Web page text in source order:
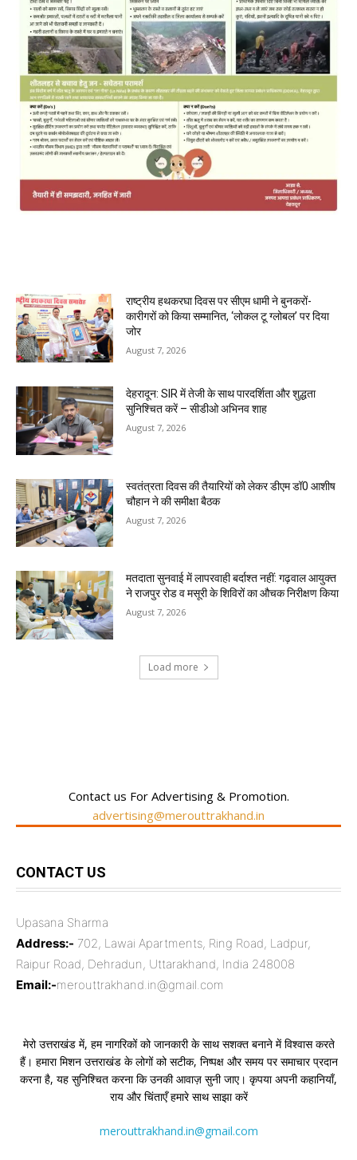
राष्ट्रीय हथकरघा दिवस पर सीएम धामी ने बुनकरों-
कारीगरों को किया सम्मानित, ‘लोकल टू ग्लोबल’ पर दिया
जोर
August 7, 2026
देहरादून: SIR में तेजी के साथ पारदर्शिता और शुद्धता
सुनिश्चित करें – सीडीओ अभिनव शाह
August 7, 2026
स्वतंत्रता दिवस की तैयारियों को लेकर डीएम डॉ0 आशीष
चौहान ने की समीक्षा बैठक
August 7, 2026
मतदाता सुनवाई में लापरवाही बर्दाश्त नहीं: गढ़वाल आयुक्त
ने राजपुर रोड व मसूरी के शिविरों का औचक निरीक्षण किया
August 7, 2026
Load more
Contact us For Advertising & Promotion.
advertising@merouttrakhand.in
CONTACT US
Upasana Sharma
Address:- 702, Lawai Apartments, Ring Road, Ladpur,
Raipur Road, Dehradun, Uttarakhand, India 248008
Email:-merouttrakhand.in@gmail.com
मेरो उत्तराखंड में, हम नागरिकों को जानकारी के साथ सशक्त बनाने में विश्वास करते
हैं। हमारा मिशन उत्तराखंड के लोगों को सटीक, निष्पक्ष और समय पर समाचार प्रदान
करना है, यह सुनिश्चित करना कि उनकी आवाज़ सुनी जाए। कृपया अपनी कहानियाँ,
राय और चिंताएँ हमारे साथ साझा करें
merouttrakhand.in@gmail.com